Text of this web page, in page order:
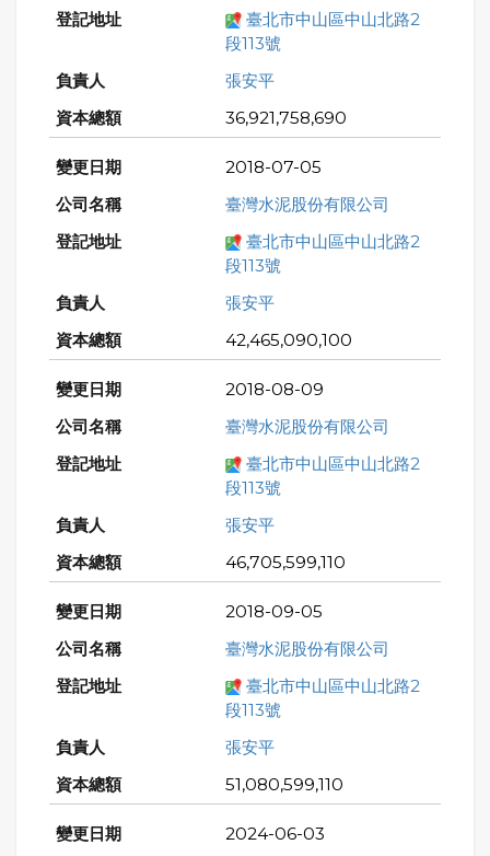
臺北市中山區中山北路2
段113號
張安平
36,921,758,690
2018-07-05
臺灣水泥股份有限公司
臺北市中山區中山北路2
段113號
張安平
42,465,090,100
2018-08-09
臺灣水泥股份有限公司
臺北市中山區中山北路2
段113號
張安平
46,705,599,110
2018-09-05
臺灣水泥股份有限公司
臺北市中山區中山北路2
段113號
張安平
51,080,599,110
2024-06-03